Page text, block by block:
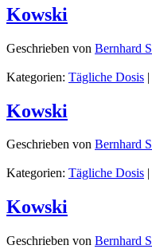
Kowski
Geschrieben von Bernhard
Kategorien: Tägliche Dosis |
Kowski
Geschrieben von Bernhard
Kategorien: Tägliche Dosis |
Kowski
Geschrieben von Bernhard